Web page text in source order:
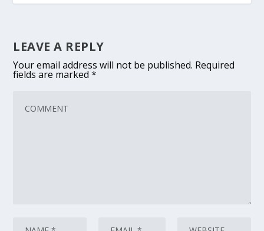
LEAVE A REPLY
Your email address will not be published. Required
fields are marked*